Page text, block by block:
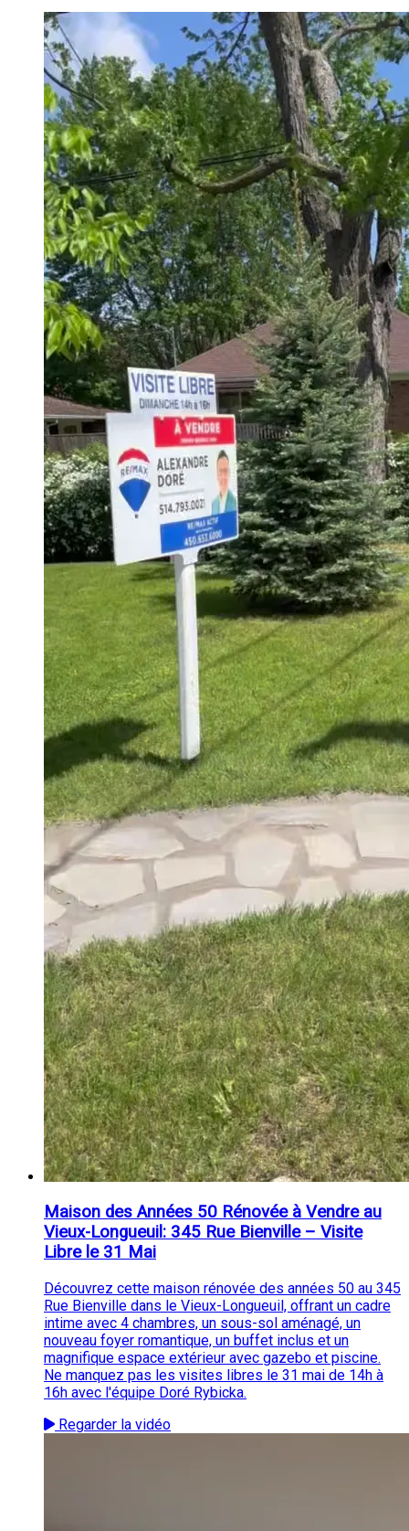
Maison des Années 50 Rénovée à Vendre au
Vieux-Longueuil: 345 Rue Bienville – Visite
Libre le 31 Mai
Découvrez cette maison rénovée des années 50 au 345
Rue Bienville dans le Vieux-Longueuil, offrant un cadre
intime avec 4 chambres, un sous-sol aménagé, un
nouveau foyer romantique, un buffet inclus et un
magnifique espace extérieur avec gazebo et piscine.
Ne manquez pas les visites libres le 31 mai de 14h à
16h avec l'équipe Doré Rybicka.
Regarder la vidéo